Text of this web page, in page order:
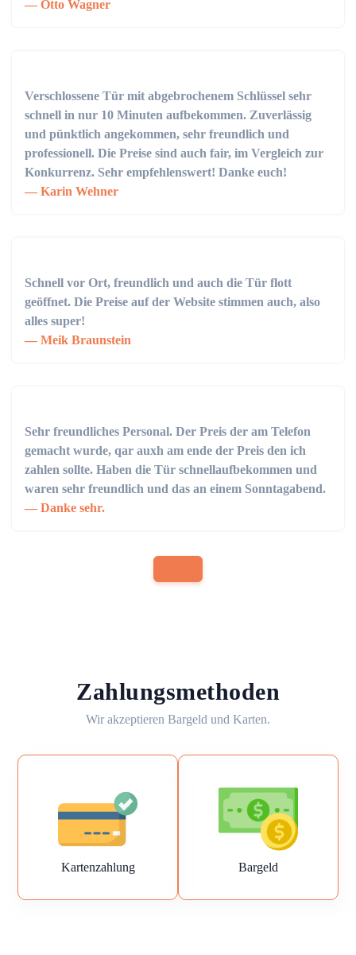
Otto Wagner
Verschlossene Tür mit abgebrochenem Schlüssel sehr
schnell in nur 10 Minuten aufbekommen. Zuverlässig
und pünktlich angekommen, sehr freundlich und
professionell. Die Preise sind auch fair, im Vergleich zur
Konkurrenz. Sehr empfehlenswert! Danke euch!
Karin Wehner
Schnell vor Ort, freundlich und auch die Tür flott
geöffnet. Die Preise auf der Website stimmen auch, also
alles super!
Meik Braunstein
Sehr freundliches Personal. Der Preis der am Telefon
gemacht wurde, qar auxh am ende der Preis den ich
zahlen sollte. Haben die Tür schnellaufbekommen und
waren sehr freundlich und das an einem Sonntagabend.
Danke sehr.
Zahlungsmethoden
Wir akzeptieren Bargeld und Karten.
Kartenzahlung Bargeld